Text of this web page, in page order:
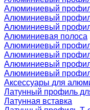
Алюминиевый
Алюминиевый
Алюминиевый
Алюминиевая полоса
Алюминиевый
Алюминиевый
Алюминиевый
Алюминиевый
Аксессуары для
Латунный профиль
Латунная вставка